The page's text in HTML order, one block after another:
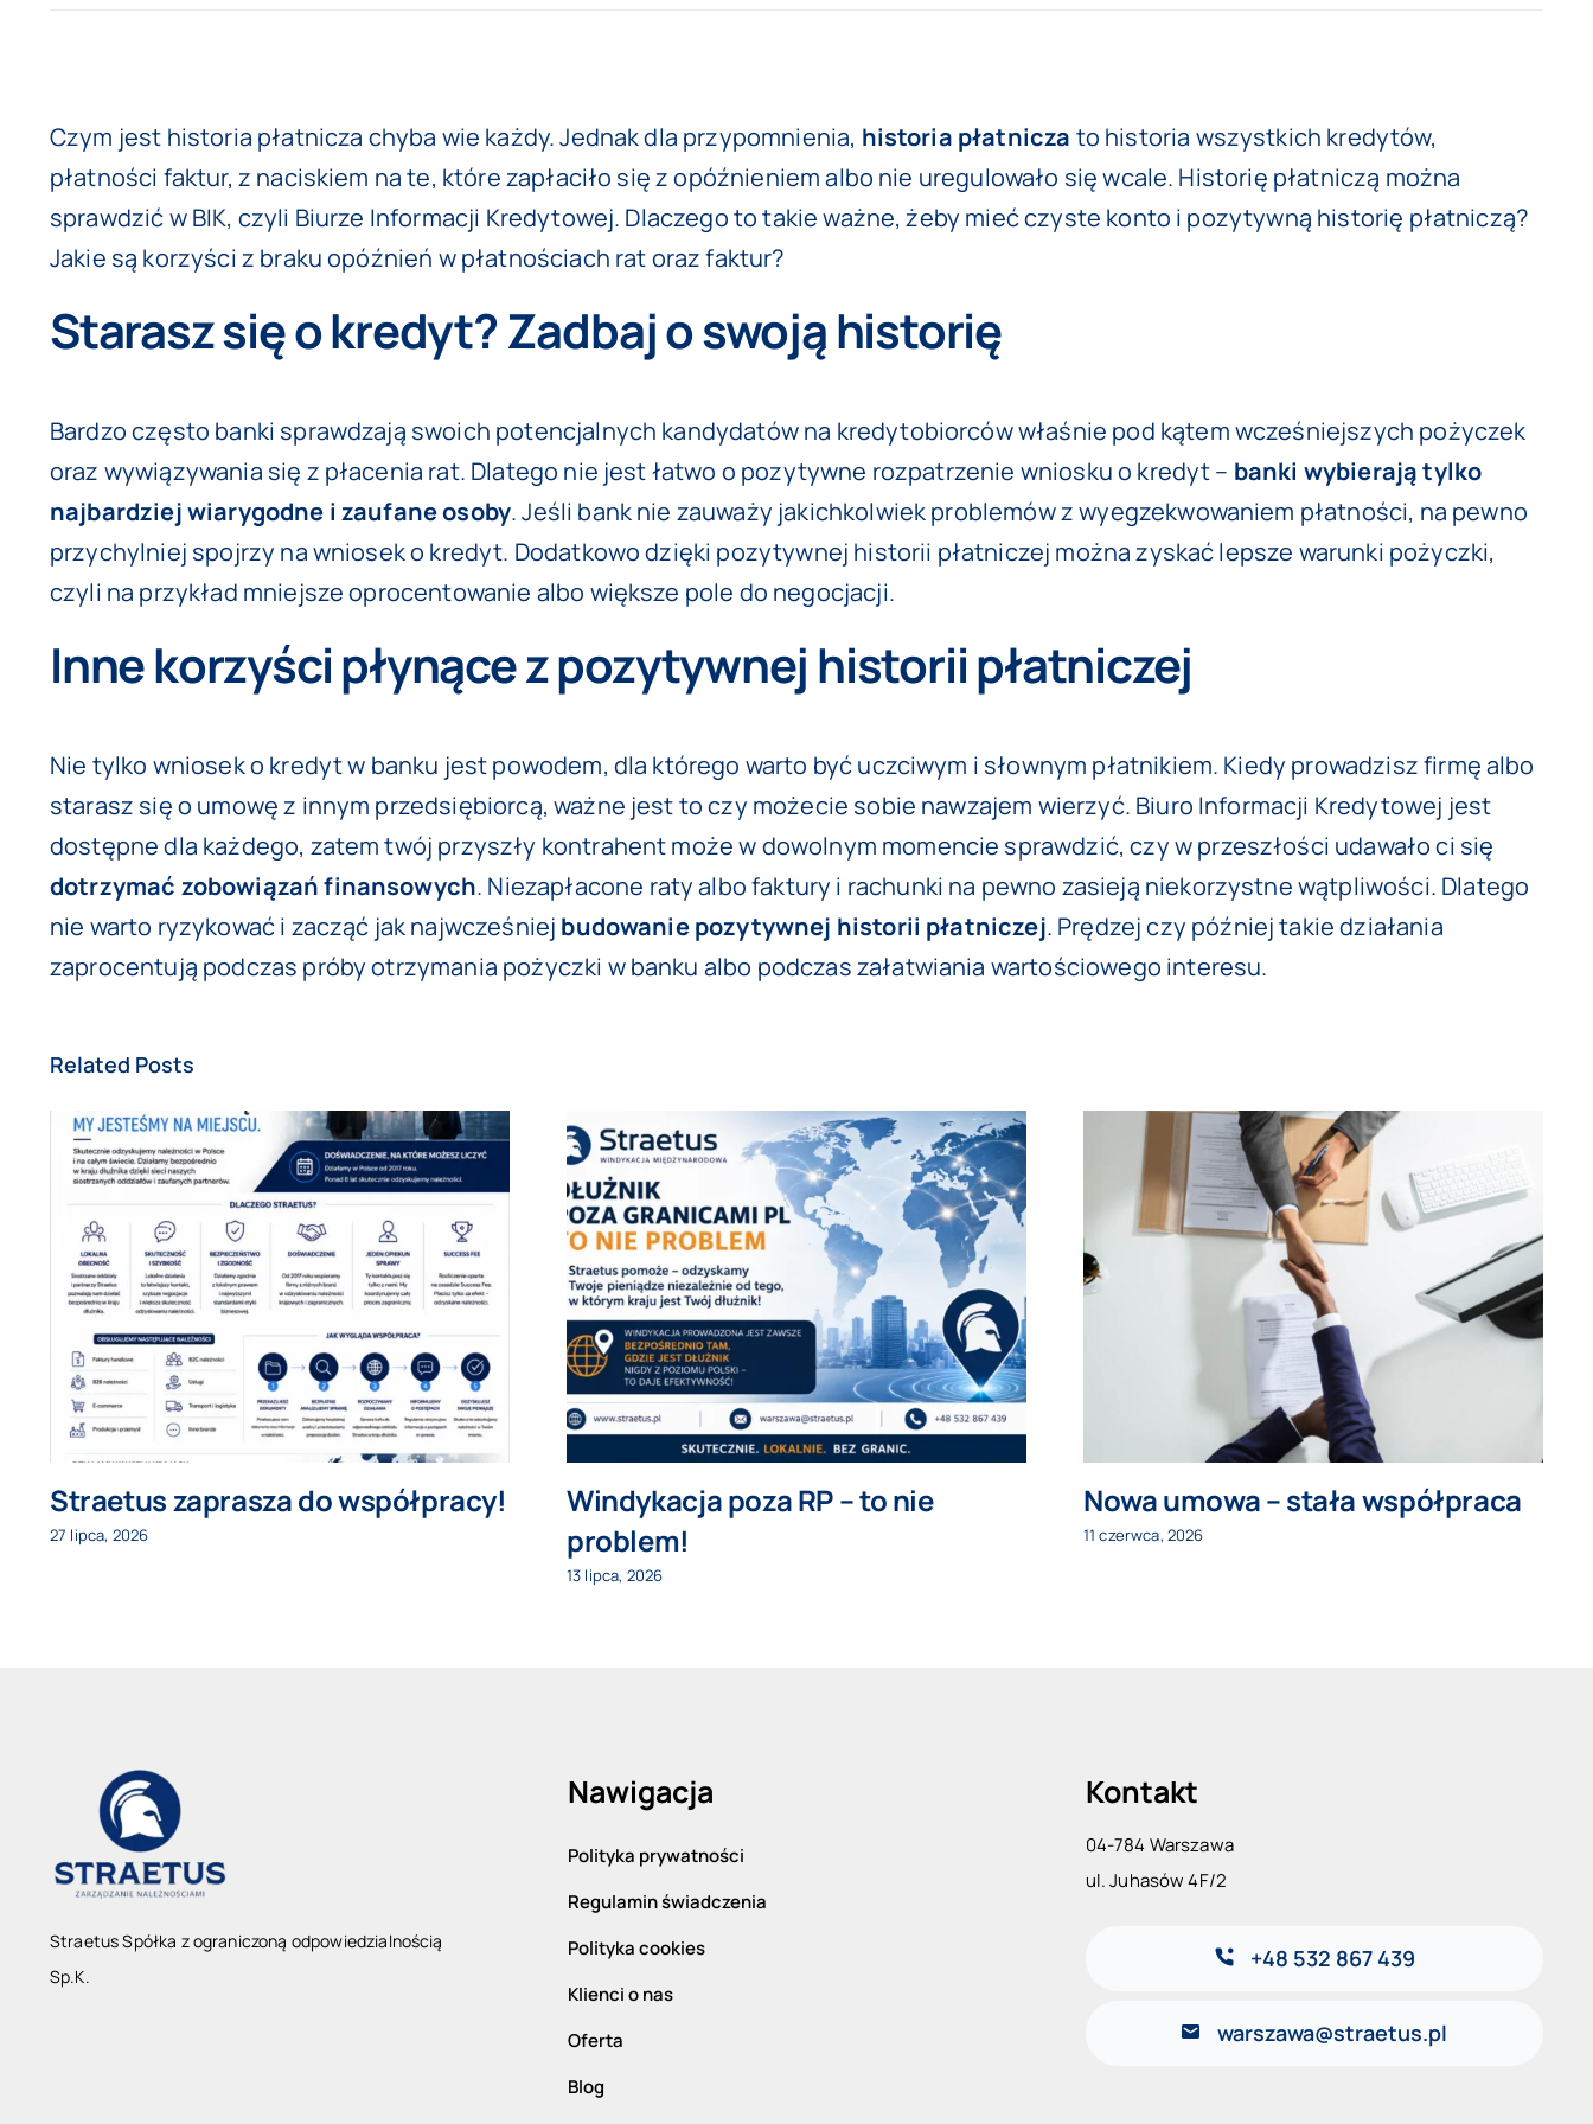
Larger
Image
Czym jest historia płatnicza chyba wie każdy. Jednak dla przypomnienia, historia płatnicza to historia wszystkich kredytów,
płatności faktur, z naciskiem na te, które zapłaciło się z opóźnieniem albo nie uregulowało się wcale. Historię płatniczą można
sprawdzić w BIK, czyli Biurze Informacji Kredytowej. Dlaczego to takie ważne, żeby mieć czyste konto i pozytywną historię płatniczą?
Jakie są korzyści z braku opóźnień w płatnościach rat oraz faktur?
Starasz się o kredyt? Zadbaj o swoją historię
Bardzo często banki sprawdzają swoich potencjalnych kandydatów na kredytobiorców właśnie pod kątem wcześniejszych pożyczek
oraz wywiązywania się z płacenia rat. Dlatego nie jest łatwo o pozytywne rozpatrzenie wniosku o kredyt – banki wybierają tylko
najbardziej wiarygodne i zaufane osoby. Jeśli bank nie zauważy jakichkolwiek problemów z wyegzekwowaniem płatności, na pewno
przychylniej spojrzy na wniosek o kredyt. Dodatkowo dzięki pozytywnej historii płatniczej można zyskać lepsze warunki pożyczki,
czyli na przykład mniejsze oprocentowanie albo większe pole do negocjacji.
Inne korzyści płynące z pozytywnej historii płatniczej
Nie tylko wniosek o kredyt w banku jest powodem, dla którego warto być uczciwym i słownym płatnikiem. Kiedy prowadzisz firmę albo
starasz się o umowę z innym przedsiębiorcą, ważne jest to czy możecie sobie nawzajem wierzyć. Biuro Informacji Kredytowej jest
dostępne dla każdego, zatem twój przyszły kontrahent może w dowolnym momencie sprawdzić, czy w przeszłości udawało ci się
dotrzymać zobowiązań finansowych. Niezapłacone raty albo faktury i rachunki na pewno zasieją niekorzystne wątpliwości. Dlatego
nie warto ryzykować i zacząć jak najwcześniej budowanie pozytywnej historii płatniczej. Prędzej czy później takie działania
zaprocentują podczas próby otrzymania pożyczki w banku albo podczas załatwiania wartościowego interesu.
Related Posts
Straetus zaprasza do współpracy!
27 lipca, 2026
Windykacja poza RP – to nie
problem!
13 lipca, 2026
Nowa umowa – stała współpraca
11 czerwca, 2026
Straetus Spółka z ograniczoną odpowiedzialnością
Sp.K.
Nawigacja
Polityka prywatności
Regulamin świadczenia
Polityka cookies
Klienci o nas
Oferta
Blog
Kontakt
04-784 Warszawa
ul. Juhasów 4F/2
+48 532 867 439
warszawa@straetus.pl